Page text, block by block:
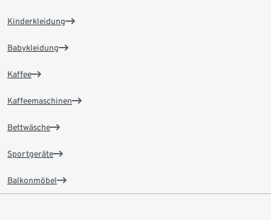
Kinderkleidung
Babykleidung
Kaffee
Kaffeemaschinen
Bettwäsche
Sportgeräte
Balkonmöbel